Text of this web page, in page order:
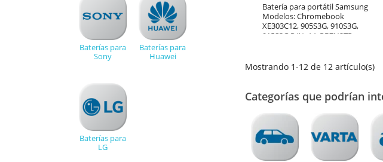
Baterías para
Sony
Baterías para
Huawei
Baterías para
LG
Batería para portátil Samsung
Modelos: Chromebook
XE303C12, 905S3G, 910S3G,
915S3G P/N: AA-PBZN2TP
Mostrando 1-12 de 12 artículo(s)
Categorías que podrían